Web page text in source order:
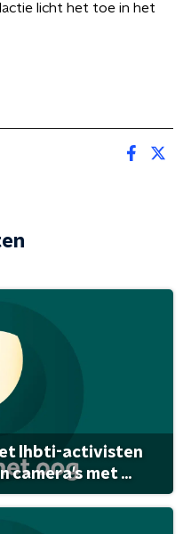
licht het toe in het
lhbti-activisten
camera's met ...